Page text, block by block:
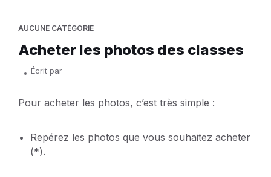
AUCUNE CATÉGORIE
Acheter les photos des classes
Écrit par
Pour acheter les photos, c’est très simple :
Repérez les photos que vous souhaitez acheter
(*).